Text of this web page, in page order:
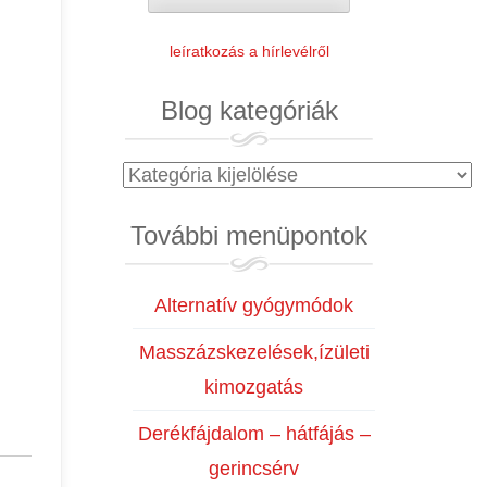
leíratkozás a hírlevélről
Blog kategóriák
Blog
További menüpontok
Alternatív gyógymódok
Masszázskezelések,ízületi
kimozgatás
Derékfájdalom – hátfájás –
gerincsérv